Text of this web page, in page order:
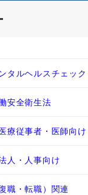
タルヘルスチェッ
安全衛生法
療従事者・医師向け
人・人事向け
職・転職）関連